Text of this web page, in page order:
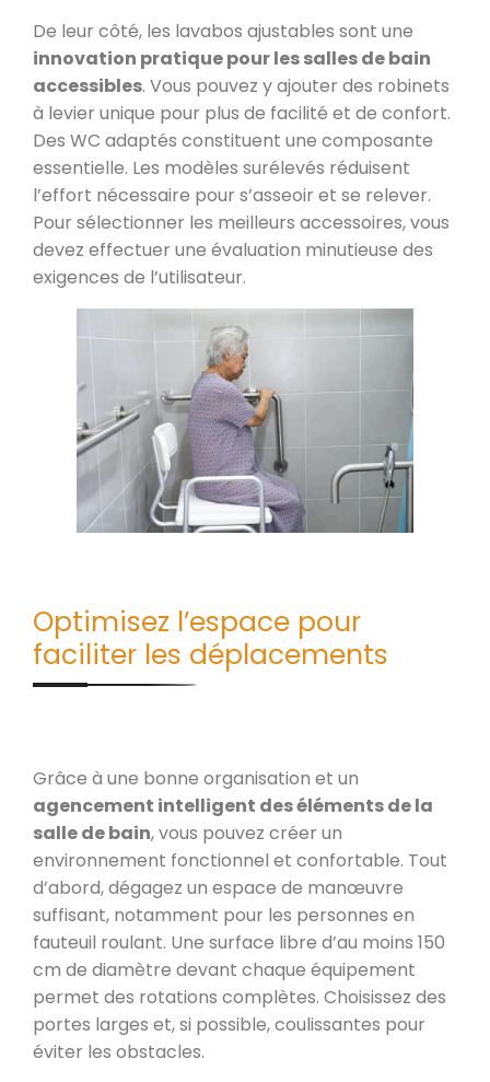
De leur côté, les lavabos ajustables sont une
innovation pratique pour les salles de bain
accessibles. Vous pouvez y ajouter des robinets
à levier unique pour plus de facilité et de confort.
Des WC adaptés constituent une composante
essentielle. Les modèles surélevés réduisent
l’effort nécessaire pour s’asseoir et se relever.
Pour sélectionner les meilleurs accessoires, vous
devez effectuer une évaluation minutieuse des
exigences de l’utilisateur.
Optimisez l’espace pour
faciliter les déplacements
Grâce à une bonne organisation et un
agencement intelligent des éléments de la
salle de bain, vous pouvez créer un
environnement fonctionnel et confortable. Tout
d’abord, dégagez un espace de manœuvre
suffisant, notamment pour les personnes en
fauteuil roulant. Une surface libre d’au moins 150
cm de diamètre devant chaque équipement
permet des rotations complètes. Choisissez des
portes larges et, si possible, coulissantes pour
éviter les obstacles.